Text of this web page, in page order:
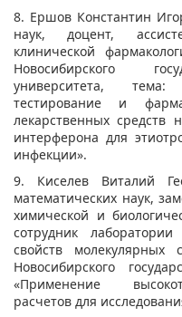
8. Ершов Константин
наук, доцент,
клинической
Новосибирского
университета, тема:
тестирование и
лекарственных средств
интерферона для
инфекции».
9. Киселев Виталий
математических наук,
химической и
сотрудник
свойств молекулярных
Новосибирского
«Применение
расчетов для